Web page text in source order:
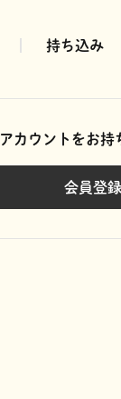
持ち込み
アカウントをお持
会員登録